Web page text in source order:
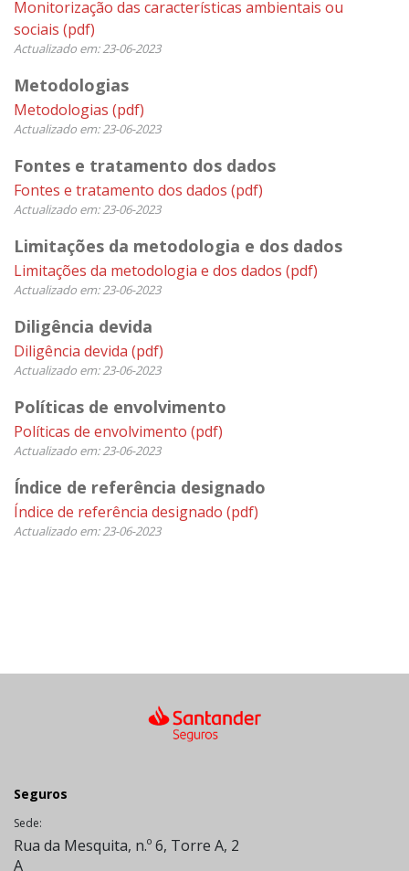
Monitorização das características ambientais ou
sociais (pdf)
Actualizado em: 23-06-2023
Metodologias
Metodologias (pdf)
Actualizado em: 23-06-2023
Fontes e tratamento dos dados
Fontes e tratamento dos dados (pdf)
Actualizado em: 23-06-2023
Limitações da metodologia e dos dados
Limitações da metodologia e dos dados (pdf)
Actualizado em: 23-06-2023
Diligência devida
Diligência devida (pdf)
Actualizado em: 23-06-2023
Políticas de envolvimento
Políticas de envolvimento (pdf)
Actualizado em: 23-06-2023
Índice de referência designado
Índice de referência designado (pdf)
Actualizado em: 23-06-2023
Seguros
Sede:
Rua da Mesquita, n.º 6, Torre A, 2
A